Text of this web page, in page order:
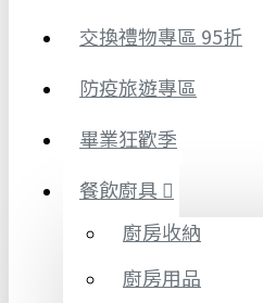
交換禮物專區 95折
防疫旅遊專區
畢業狂歡季
餐飲廚具
廚房收納
廚房用品